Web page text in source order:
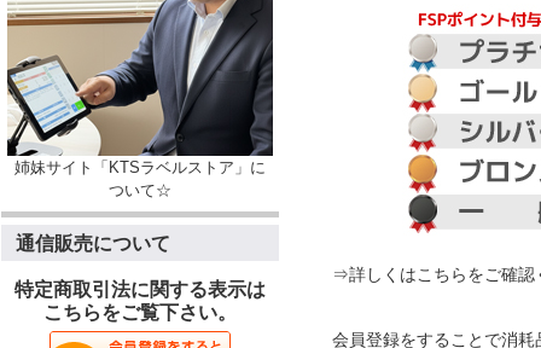
姉妹サイト「KTSラベルストア」に
ついて☆
通信販売について
特定商取引法に関する表示は
こちらをご覧下さい。
⇒詳しくはこちらをご確認
会員登録をすることで消